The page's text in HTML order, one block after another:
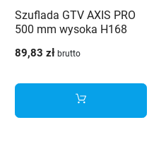
Szuflada GTV AXIS PRO
500 mm wysoka H168
KPL500C1
89,83 zł brutto